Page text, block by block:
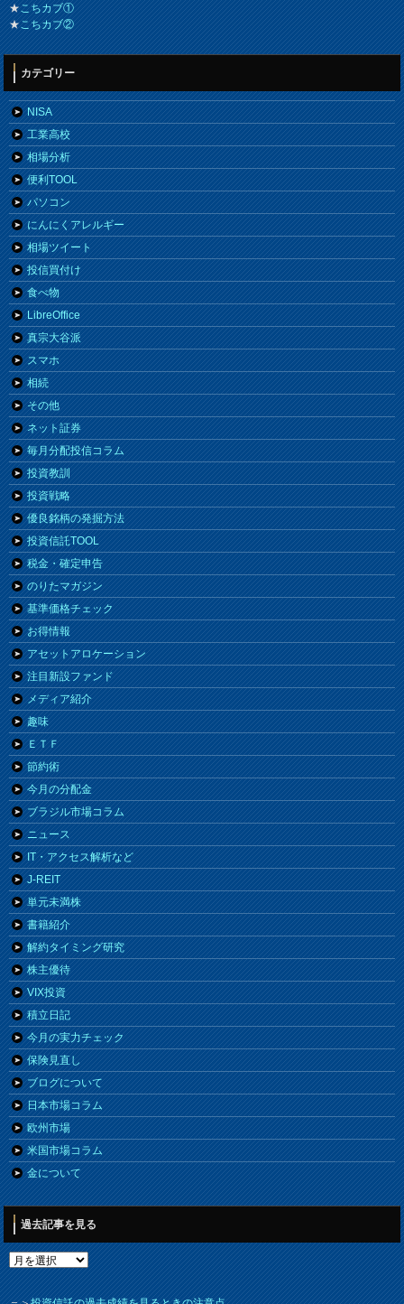
★こちカブ①
★こちカブ②
カテゴリー
NISA
工業高校
相場分析
便利TOOL
パソコン
にんにくアレルギー
相場ツイート
投信買付け
食べ物
LibreOffice
真宗大谷派
スマホ
相続
その他
ネット証券
毎月分配投信コラム
投資教訓
投資戦略
優良銘柄の発掘方法
投資信託TOOL
税金・確定申告
のりたマガジン
基準価格チェック
お得情報
アセットアロケーション
注目新設ファンド
メディア紹介
趣味
ＥＴＦ
節約術
今月の分配金
ブラジル市場コラム
ニュース
IT・アクセス解析など
J-REIT
単元未満株
書籍紹介
解約タイミング研究
株主優待
VIX投資
積立日記
今月の実力チェック
保険見直し
ブログについて
日本市場コラム
欧州市場
米国市場コラム
金について
過去記事を見る